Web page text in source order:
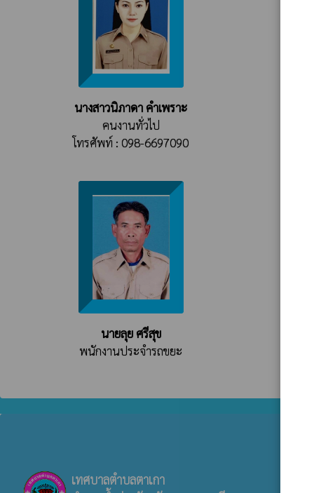
นางสาวนิภาดา คำเพราะ
คนงานทั่วไป
โทรศัพท์ : 098-6697090
นายลุย ศรีสุข
พนักงานประจำรถขยะ
เทศบาลตำบลตาเกา